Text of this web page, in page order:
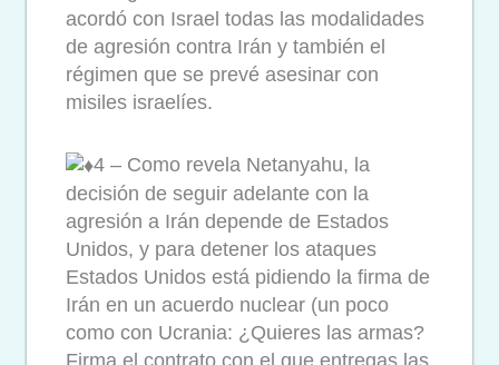
acordó con Israel todas las modalidades
de agresión contra Irán y también el
régimen que se prevé asesinar con
misiles israelíes.
4 – Como revela Netanyahu, la
decisión de seguir adelante con la
agresión a Irán depende de Estados
Unidos, y para detener los ataques
Estados Unidos está pidiendo la firma de
Irán en un acuerdo nuclear (un poco
como con Ucrania: ¿Quieres las armas?